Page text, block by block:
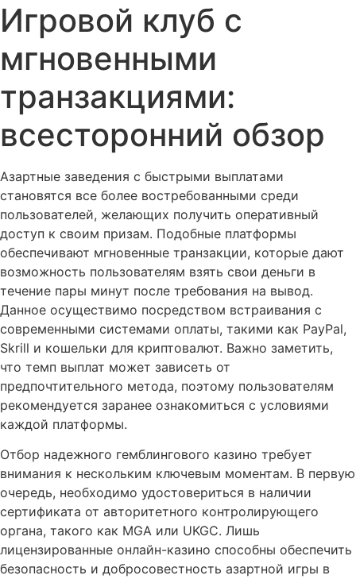
Игровой клуб с
мгновенными
транзакциями:
всесторонний обзор
Азартные заведения с быстрыми выплатами
становятся все более востребованными среди
пользователей, желающих получить оперативный
доступ к своим призам. Подобные платформы
обеспечивают мгновенные транзакции, которые дают
возможность пользователям взять свои деньги в
течение пары минут после требования на вывод.
Данное осуществимо посредством встраивания с
современными системами оплаты, такими как PayPal,
Skrill и кошельки для криптовалют. Важно заметить,
что темп выплат может зависеть от
предпочтительного метода, поэтому пользователям
рекомендуется заранее ознакомиться с условиями
каждой платформы.
Отбор надежного гемблингового казино требует
внимания к нескольким ключевым моментам. В первую
очередь, необходимо удостовериться в наличии
сертификата от авторитетного контролирующего
органа, такого как MGA или UKGC. Лишь
лицензированные онлайн-казино способны обеспечить
безопасность и добросовестность азартной игры в